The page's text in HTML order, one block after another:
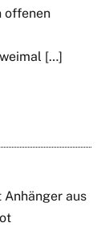
offenen
[…]